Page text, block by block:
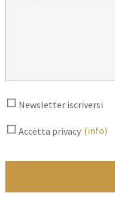
Newsletter iscriversi
Accetta privacy (info)